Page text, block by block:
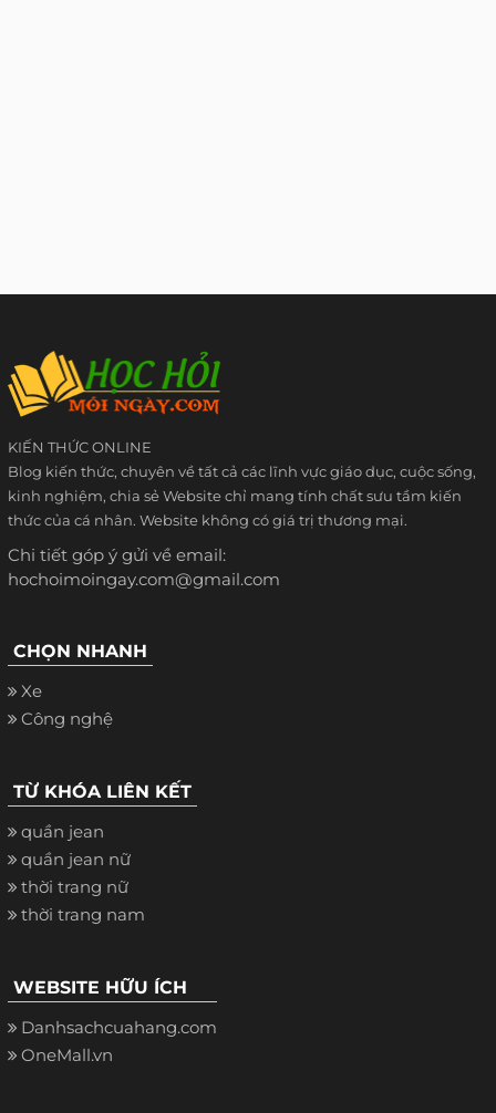
KIẾN THỨC ONLINE
Blog kiến thức, chuyên về tất cả các lĩnh vực giáo dục, cuộc sống,
kinh nghiệm, chia sẻ Website chỉ mang tính chất sưu tầm kiến
thức của cá nhân. Website không có giá trị thương mại.
Chi tiết góp ý gửi về email:
hochoimoingay.com@gmail.com
CHỌN NHANH
Xe
Công nghệ
TỪ KHÓA LIÊN KẾT
quần jean
quần jean nữ
thời trang nữ
thời trang nam
WEBSITE HỮU ÍCH
Danhsachcuahang.com
OneMall.vn